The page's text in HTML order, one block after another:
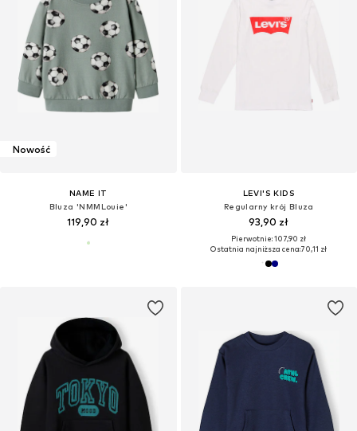
Nowość
NAME IT
Bluza 'NMMLouie'
119,90 zł
LEVI'S KIDS
Regularny krój Bluza
93,90 zł
Pierwotnie: 107,90 zł
Ostatnia najniższa cena:70,11 zł